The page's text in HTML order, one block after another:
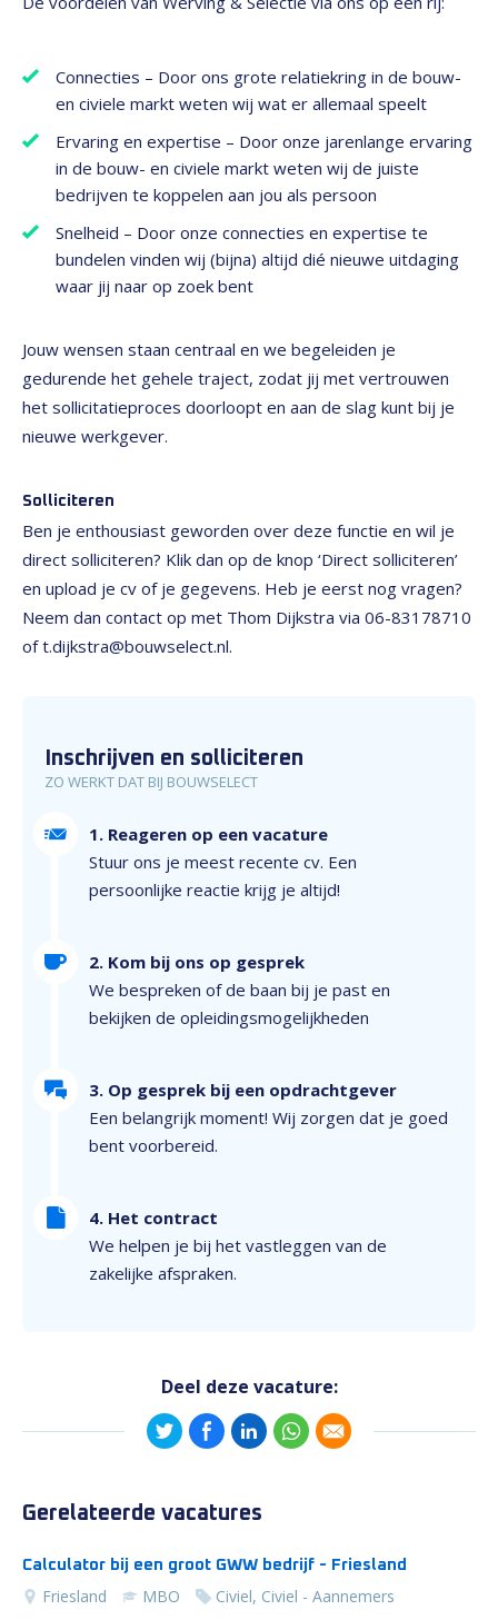
Connecties – Door ons grote relatiekring in de bouw-
en civiele markt weten wij wat er allemaal speelt
Ervaring en expertise – Door onze jarenlange ervaring
in de bouw- en civiele markt weten wij de juiste
bedrijven te koppelen aan jou als persoon
Snelheid – Door onze connecties en expertise te
bundelen vinden wij (bijna) altijd dié nieuwe uitdaging
waar jij naar op zoek bent
Jouw wensen staan centraal en we begeleiden je
gedurende het gehele traject, zodat jij met vertrouwen
het sollicitatieproces doorloopt en aan de slag kunt bij je
nieuwe werkgever.
Solliciteren
Ben je enthousiast geworden over deze functie en wil je
direct solliciteren? Klik dan op de knop ‘Direct solliciteren’
en upload je cv of je gegevens. Heb je eerst nog vragen?
Neem dan contact op met Thom Dijkstra via 06-83178710
of t.dijkstra@bouwselect.nl.
Inschrijven en solliciteren
ZO WERKT DAT BIJ BOUWSELECT
1. Reageren op een vacature
Stuur ons je meest recente cv. Een
persoonlijke reactie krijg je altijd!
2. Kom bij ons op gesprek
We bespreken of de baan bij je past en
bekijken de opleidingsmogelijkheden
3. Op gesprek bij een opdrachtgever
Een belangrijk moment! Wij zorgen dat je goed
bent voorbereid.
4. Het contract
We helpen je bij het vastleggen van de
zakelijke afspraken.
Deel deze vacature:
Gerelateerde vacatures
Calculator bij een groot GWW bedrijf - Friesland
Friesland MBO Civiel, Civiel - Aannemers